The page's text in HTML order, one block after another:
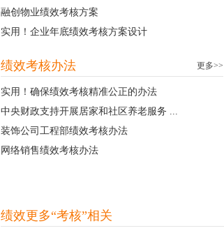
融创物业绩效考核方案
实用！企业年底绩效考核方案设计
绩效考核办法 更多>>
实用！确保绩效考核精准公正的办法
中央财政支持开展居家和社区养老服务 ...
装饰公司工程部绩效考核办法
网络销售绩效考核办法
绩效更多“考核”相关